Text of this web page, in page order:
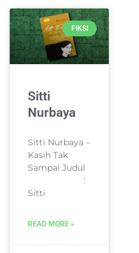
FIKSI
Sitti
Nurbaya
Sitti Nurbaya –
Kasih Tak
Sampai Judul
:
Sitti
READ MORE »